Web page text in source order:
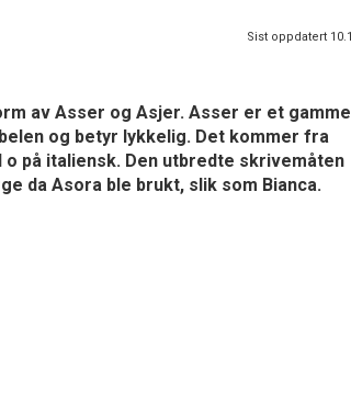
Sist oppdatert
av Asser og Asjer. Asser er et
og betyr lykkelig. Det kommer fra
på italiensk. Den utbredte skrivemåten
da Asora ble brukt, slik som Bianca.